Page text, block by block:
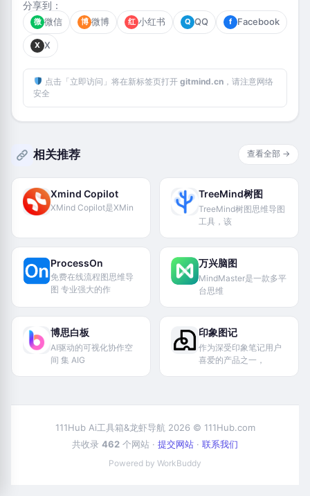
分享到：
微 微信 博 微博 红 小红书 Q QQ f Facebook
X X
点击「立即访问」将在新标签页打开 gitmind.cn，请注意网络
安全
相关推荐 查看全部 →
Xmind Copilot
XMind Copilot是XMin
TreeMind树图
TreeMind树图思维导图
工具，该
ProcessOn
免费在线流程图思维导
图 专业强大的作
万兴脑图
MindMaster是一款多平
台思维
博思白板
AI驱动的可视化协作空
间 集 AIG
印象图记
作为深受印象笔记用户
喜爱的产品之一，
111Hub Ai工具箱&龙虾导航 2026 © 111Hub.com
共收录 462 个网站 · 提交网站 · 联系我们
Powered by WorkBuddy